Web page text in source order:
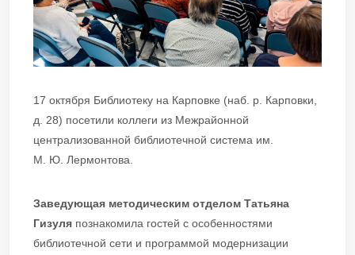
17 октября Библиотеку на Карповке (наб. р. Карповки,
д. 28) посетили коллеги из Межрайонной
централизованной библиотечной система им.
М. Ю. Лермонтова.
Заведующая методическим отделом Татьяна
Гизуля познакомила гостей с особенностями
библиотечной сети и программой модернизации